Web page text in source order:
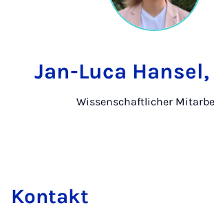
Jan-Luca Hansel,
Wissenschaftlicher
Kontakt